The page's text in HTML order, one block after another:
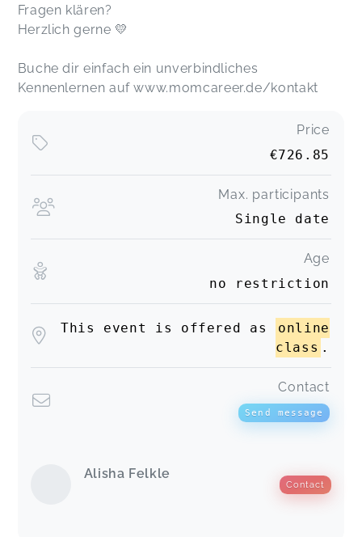
Fragen klären?
Herzlich gerne 💛
Buche dir einfach ein unverbindliches
Kennenlernen auf www.momcareer.de/kontakt
Price
€726.85
Max. participants
Single date
Age
no restriction
This event is offered as
online
class .
Contact
Send message
Alisha Felkle
Contact